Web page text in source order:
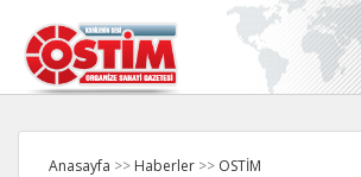
Anasayfa >> Haberler >> OSTİM